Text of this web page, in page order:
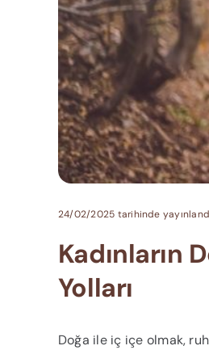
24/02/2025 tarihinde
Kadınların
Yolları
Doğa ile iç içe olmak,